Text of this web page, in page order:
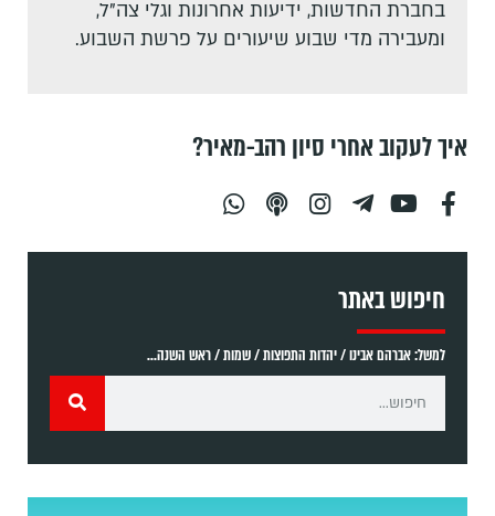
בחברת החדשות, ידיעות אחרונות וגלי צה"ל,
ומעבירה מדי שבוע שיעורים על פרשת השבוע.
איך לעקוב אחרי סיון רהב-מאיר?
חיפוש באתר
למשל: אברהם אבינו / יהדות התפוצות / שמות / ראש השנה...